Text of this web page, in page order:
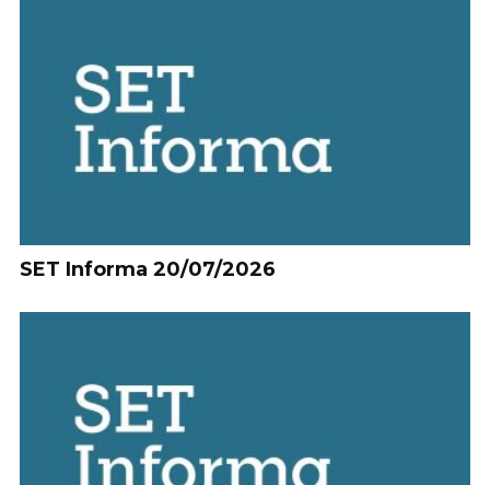
SET Informa 20/07/2026